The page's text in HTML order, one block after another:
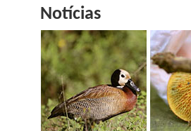
Notícias